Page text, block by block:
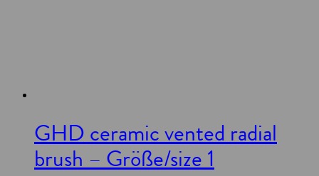
GHD ceramic vented radial
brush – Größe/size 1